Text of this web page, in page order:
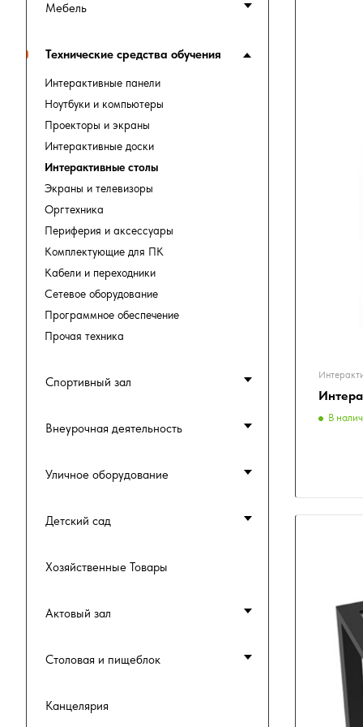
В
Мебель
Технические средства обучения
Интерактивные панели
Ноутбуки и компьютеры
Проекторы и экраны
Интерактивные доски
Интерактивные столы
Экраны и телевизоры
Оргтехника
Периферия и аксессуары
Комплектующие для ПК
Кабели и переходники
Сетевое оборудование
Программное обеспечение
Прочая техника
Спортивный зал
Внеурочная деятельность
Уличное оборудование
Детский сад
Хозяйственные Товары
Актовый зал
Столовая и пищеблок
Канцелярия